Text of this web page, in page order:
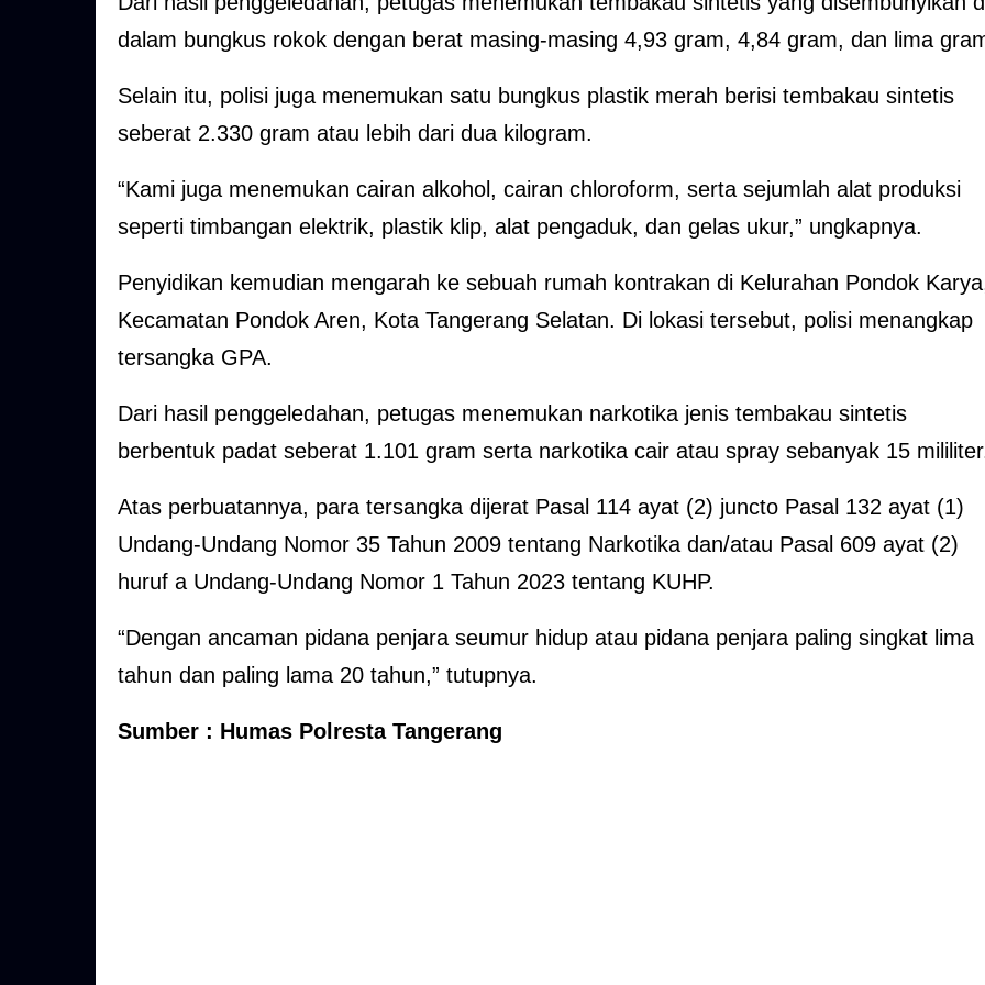
dalam bungkus rokok dengan berat masing-masing 4,93 gram, 4,84 gram, dan lima
Selain itu, polisi juga menemukan satu bungkus plastik merah berisi tembakau sintetis
seberat 2.330 gram atau lebih dari dua kilogram.
“Kami juga menemukan cairan alkohol, cairan chloroform, serta sejumlah alat produksi
seperti timbangan elektrik, plastik klip, alat pengaduk, dan gelas ukur,” ungkapnya.
Penyidikan kemudian mengarah ke sebuah rumah kontrakan di Kelurahan Pondok
Kecamatan Pondok Aren, Kota Tangerang Selatan. Di lokasi tersebut, polisi menangkap
tersangka GPA.
Dari hasil penggeledahan, petugas menemukan narkotika jenis tembakau sintetis
berbentuk padat seberat 1.101 gram serta narkotika cair atau spray sebanyak 15
Atas perbuatannya, para tersangka dijerat Pasal 114 ayat (2) juncto Pasal 132 ayat (1)
Undang-Undang Nomor 35 Tahun 2009 tentang Narkotika dan/atau Pasal 609 ayat (2)
huruf a Undang-Undang Nomor 1 Tahun 2023 tentang KUHP.
“Dengan ancaman pidana penjara seumur hidup atau pidana penjara paling singkat lima
tahun dan paling lama 20 tahun,” tutupnya.
Sumber : Humas Polresta Tangerang